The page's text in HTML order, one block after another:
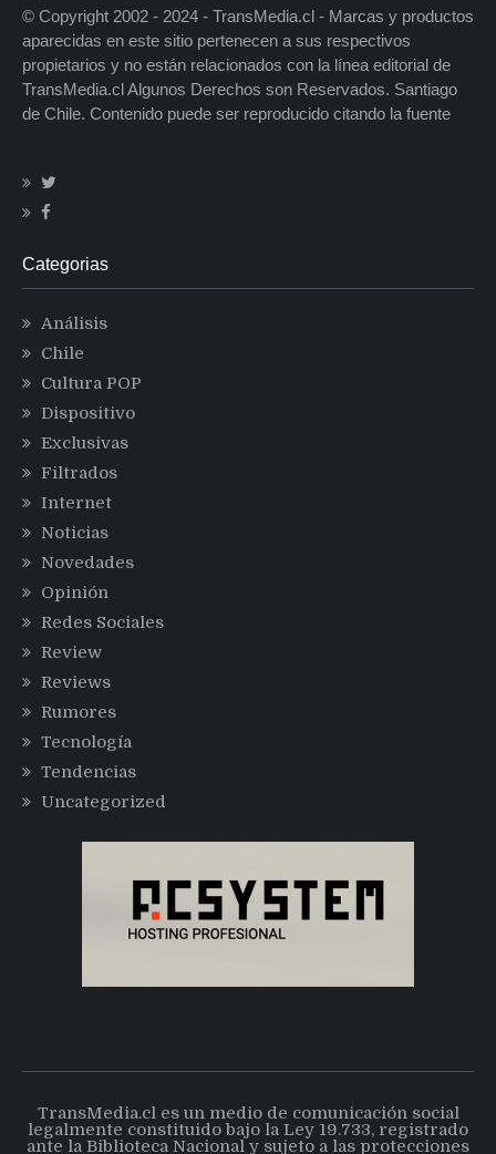
© Copyright 2002 - 2024 - TransMedia.cl - Marcas y productos
aparecidas en este sitio pertenecen a sus respectivos
propietarios y no están relacionados con la línea editorial de
TransMedia.cl Algunos Derechos son Reservados. Santiago
de Chile. Contenido puede ser reproducido citando la fuente
Categorias
Análisis
Chile
Cultura POP
Dispositivo
Exclusivas
Filtrados
Internet
Noticias
Novedades
Opinión
Redes Sociales
Review
Reviews
Rumores
Tecnología
Tendencias
Uncategorized
TransMedia.cl es un medio de comunicación social
legalmente constituido bajo la Ley 19.733, registrado
ante la Biblioteca Nacional y sujeto a las protecciones